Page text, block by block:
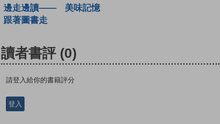
邊走邊讀——
跟著圖書走
美味記憶
讀者書評 (0)
請登入給你的書籍評分
登入